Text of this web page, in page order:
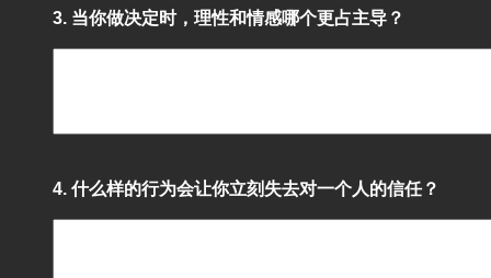
3. 当你做决定时，理性和情感哪个更占主导？
4. 什么样的行为会让你立刻失去对一个人的信任？